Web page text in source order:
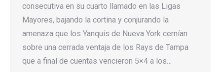
consecutiva en su cuarto llamado en las Ligas
Mayores, bajando la cortina y conjurando la
amenaza que los Yanquis de Nueva York cernían
sobre una cerrada ventaja de los Rays de Tampa
que a final de cuentas vencieron 5×4 a los…